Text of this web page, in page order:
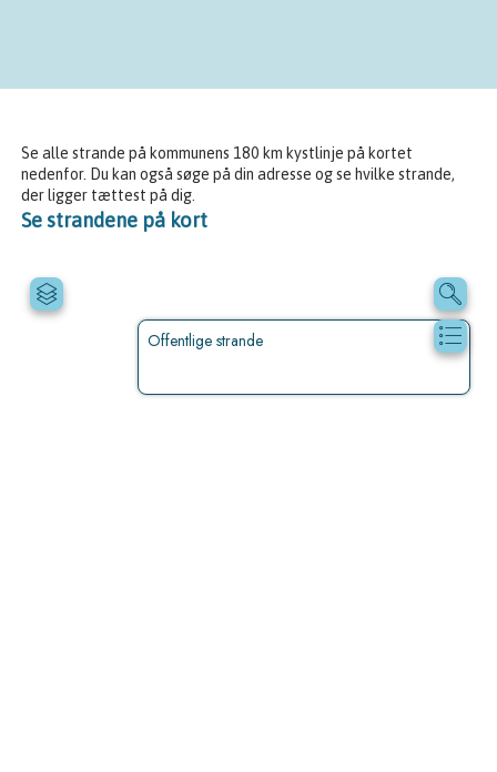
Se alle strande på kommunens 180 km kystlinje på kortet
nedenfor. Du kan også søge på din adresse og se hvilke strande,
der ligger tættest på dig.
Se strandene på kort
Offentlige strande